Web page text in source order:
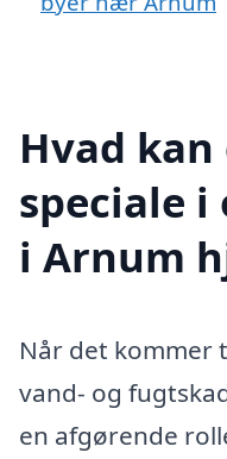
Hvad
speciale
i Arnum
Når det kommer
vand- og
en afgørende